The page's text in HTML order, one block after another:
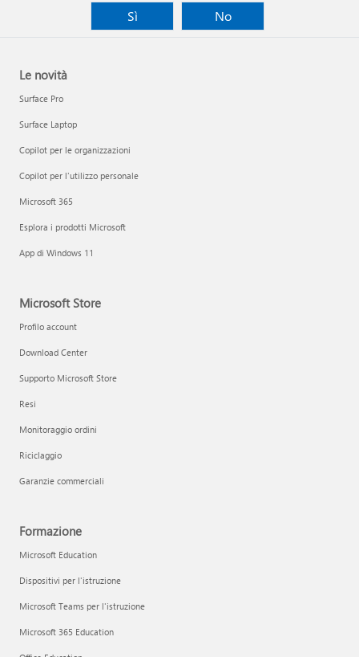
Sì
No
Le novità
Surface Pro
Surface Laptop
Copilot per le organizzazioni
Copilot per l'utilizzo personale
Microsoft 365
Esplora i prodotti Microsoft
App di Windows 11
Microsoft Store
Profilo account
Download Center
Supporto Microsoft Store
Resi
Monitoraggio ordini
Riciclaggio
Garanzie commerciali
Formazione
Microsoft Education
Dispositivi per l'istruzione
Microsoft Teams per l'istruzione
Microsoft 365 Education